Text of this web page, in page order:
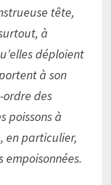
tête,
à
déploient
à son
des
poissons à
en particulier,
empoisonnées.